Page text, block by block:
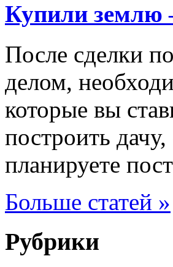
Купили землю
После сделки
делом,
которые вы
построить
планируете
Больше статей »
Рубрики